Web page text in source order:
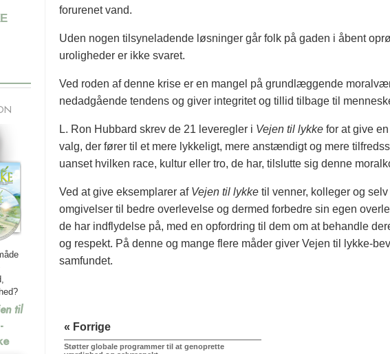
forurenet vand.
Uden nogen tilsyneladende løsninger går folk på gaden i åbent
uroligheder er ikke svaret.
Ved roden af denne krise er en mangel på grundlæggende
nedadgående tendens og giver integritet og tillid tilbage til
L. Ron Hubbard skrev de 21 leveregler i Vejen til lykke for at give
valg, der fører til et mere lykkeligt, mere anstændigt og mere
uanset hvilken race, kultur eller tro, de har, tilslutte sig denne
Ved at give eksemplarer af Vejen til lykke til venner, kolleger og
omgivelser til bedre overlevelse og dermed forbedre sin egen
de har indflydelse på, med en opfordring til dem om at behandle
og respekt. På denne og mange flere måder giver Vejen til lykke-
samfundet.
« Forrige
Støtter globale programmer til at genoprette
til